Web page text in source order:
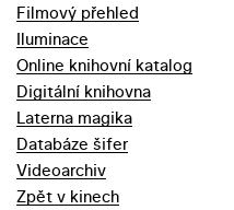
Filmový přehled
Iluminace
Online knihovní katalog
Digitální knihovna
Laterna magika
Databáze šifer
Videoarchiv
Zpět v kinech